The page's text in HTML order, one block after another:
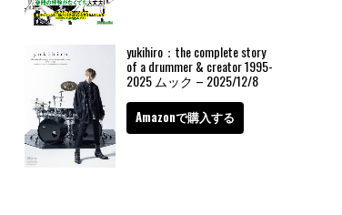
yukihiro：the complete story
of a drummer & creator 1995-
2025 ムック – 2025/12/8
Amazonで購入する